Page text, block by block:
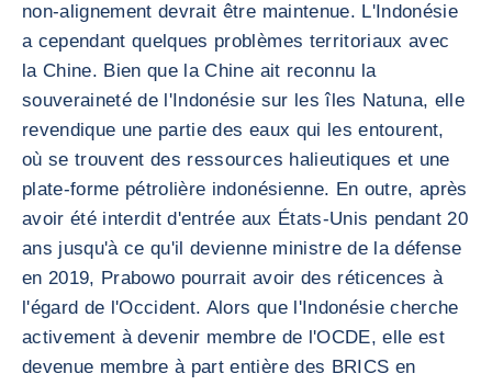
non-alignement devrait être maintenue. L'Indonésie
a cependant quelques problèmes territoriaux avec
la Chine. Bien que la Chine ait reconnu la
souveraineté de l'Indonésie sur les îles Natuna, elle
revendique une partie des eaux qui les entourent,
où se trouvent des ressources halieutiques et une
plate-forme pétrolière indonésienne. En outre, après
avoir été interdit d'entrée aux États-Unis pendant 20
ans jusqu'à ce qu'il devienne ministre de la défense
en 2019, Prabowo pourrait avoir des réticences à
l'égard de l'Occident. Alors que l'Indonésie cherche
activement à devenir membre de l'OCDE, elle est
devenue membre à part entière des BRICS en